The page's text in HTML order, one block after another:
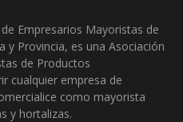
Empresarios Mayoristas de
y Provincia, es una Asociación
de Productos
cualquier empresa de
como mayorista
y hortalizas.